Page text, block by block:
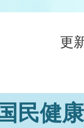
更
民健